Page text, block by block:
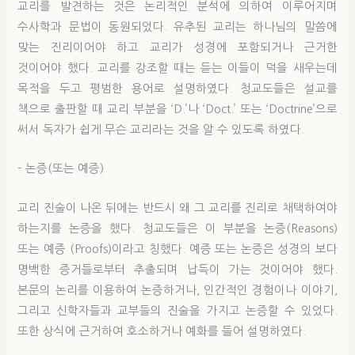
교리를 발견하는 것은 논리적인 분석에 의하여 이루어지며
수사학과 문법이 동원되었다. 유추된 교리는 하나님의 말씀에
맞는 진리이어야 하고 교리가 성경에 포함되거나 근거한
것이어야 했다. 교리를 강조할 때는 듣는 이들이 덕을 새우는데
목적을 두고 평범한 용어로 설명하였다. 청교도들은 설교를
책으로 출판할 때 교리 부분을 ‘D.’나 ‘Doct.’ 또는 ‘Doctrine’으로
써서 독자가 쉽게 무슨 교리라는 것을 알 수 있도록 하였다.
– 논증(또는 예증)
교리 진술이 나온 뒤에는 반드시 왜 그 교리를 진리로 채택하여야
하는지를 논증을 했다. 청교도들은 이 부분을 논증(Reasons)
또는 예증 (Proofs)이라고 칭했다. 예증 또는 논증은 성경의 보다
명백한 증거들로부터 추출되며 납득이 가는 것이어야 했다.
본문의 논리를 이용하여 논증하거나, 인간적인 경험이나 이야기,
그리고 신학자들과 교부들의 진술을 가지고 논증할 수 있었다.
또한 상식에 근거하여 호소하거나 예화를 들어 설명하였다.